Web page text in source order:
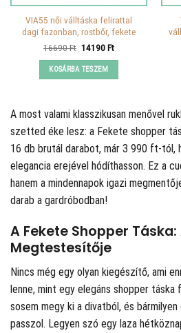
VIA55 női válltáska felirattal
dagi fazonban, rostbőr, fekete
16690Ft Original
was:
16690 Ft.
14190FtCurrent
KOSÁRBA TESZEM
A most valami klasszikusan menővel
szetted éke lesz: a Fekete shopper
16 db brutál darabot, már 3 990 ft-tól,
elegancia erejével hódíthasson. Ez a
hanem a mindennapok igazi
darab a gardróbodban!
A Fekete Shopper Táska:
Megtestesítője
Nincs még egy olyan kiegészítő, ami
lenne, mint egy elegáns shopper
sosem megy ki a divatból, és
passzol. Legyen szó egy laza